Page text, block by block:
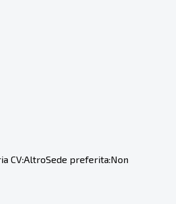
CV:AltroSede preferita:Non